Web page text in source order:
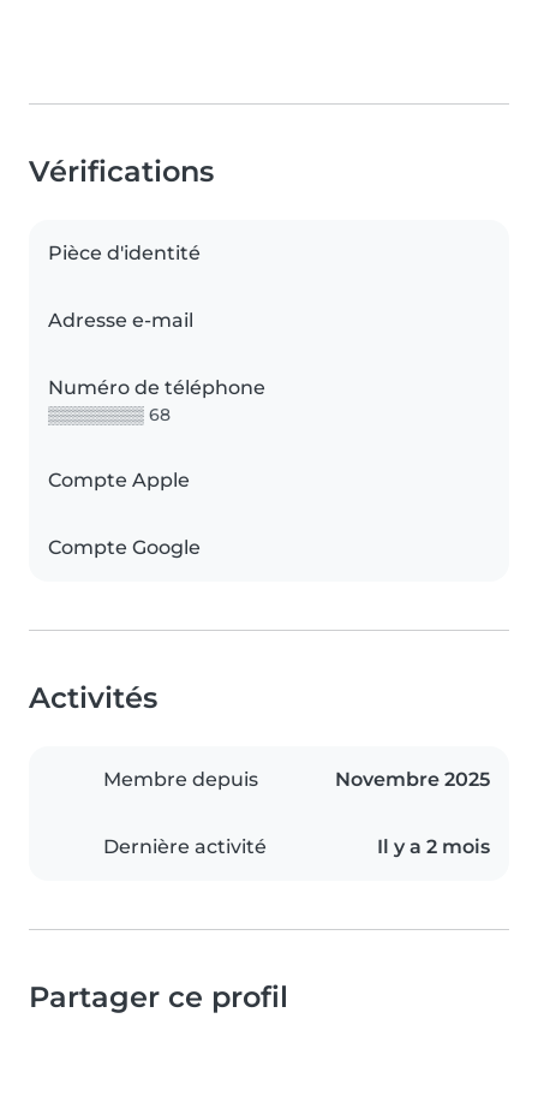
Vérifications
Pièce d'identité
Adresse e-mail
Numéro de téléphone
▒▒▒▒▒▒▒▒ 68
Compte Apple
Compte Google
Activités
Membre depuis Novembre 2025
Dernière activité Il y a 2 mois
Partager ce profil